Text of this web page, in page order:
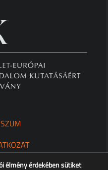
élmény érdekében sütiket